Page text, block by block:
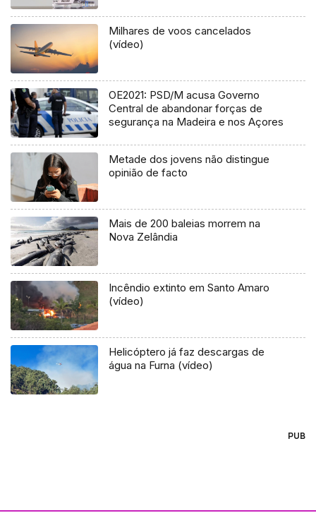
Milhares de voos cancelados
(vídeo)
OE2021: PSD/M acusa Governo
Central de abandonar forças de
segurança na Madeira e nos Açores
Metade dos jovens não distingue
opinião de facto
Mais de 200 baleias morrem na
Nova Zelândia
Incêndio extinto em Santo Amaro
(vídeo)
Helicóptero já faz descargas de
água na Furna (vídeo)
PUB